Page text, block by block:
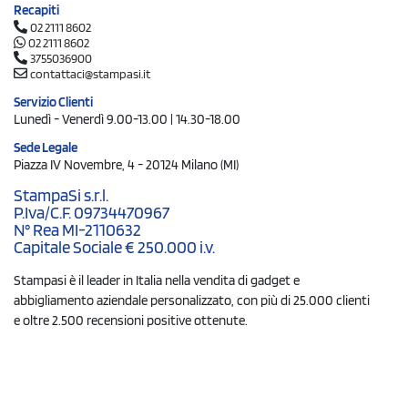
Recapiti
02 2111 8602
02 2111 8602
3755036900
contattaci@stampasi.it
Servizio Clienti
Lunedì - Venerdì 9.00-13.00 | 14.30-18.00
Sede Legale
Piazza IV Novembre, 4 - 20124 Milano (MI)
StampaSi s.r.l.
P.Iva/C.F. 09734470967
N° Rea MI-2110632
Capitale Sociale € 250.000 i.v.
Stampasi è il leader in Italia nella vendita di gadget e
abbigliamento aziendale personalizzato, con più di 25.000 clienti
e oltre 2.500 recensioni positive ottenute.